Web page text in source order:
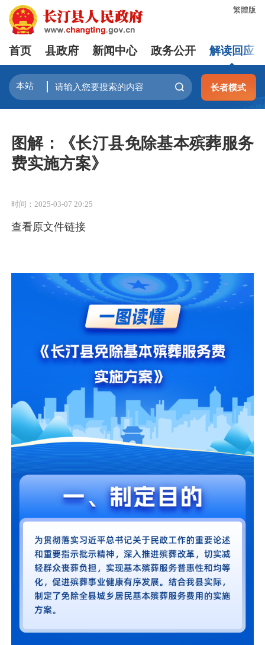
繁體版
首页 县政府 新闻中心 政务公开 解读回应
长者模式
图解：《长汀县免除基本殡葬服务
费实施方案》
时间：2025-03-07 20:25
查看原文件链接